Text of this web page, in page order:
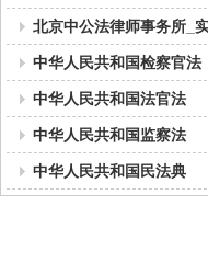
北京中公法律师事务所_
中华人民共和国检察官法
中华人民共和国法官法
中华人民共和国监察法
中华人民共和国民法典